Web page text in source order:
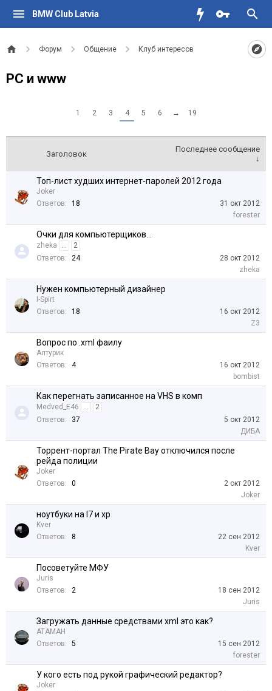
BMW Club Latvia
Форум Общение Клуб интересов
PC и www
1 2 3 4 5 6 → 19
Заголовок
Последнее сообщение
↓
Топ-лист худших интернет-паролей 2012 года
Joker
Ответов:
18
31 окт 2012
forester
Очки для компьютерщиков...
zheka ...
2
Ответов:
24
28 окт 2012
zheka
Нужен компьютерный дизайнер
I-Spirt
Ответов:
18
16 окт 2012
Z3
Вопрос по .xml фаилу
Алтурик
Ответов:
4
16 окт 2012
bombist
Как перегнать записанное на VHS в комп
Medved_E46 ...
2
Ответов:
37
5 окт 2012
ДИБА
Торрент-портал The Pirate Bay отключился после
рейда полиции
Joker
Ответов:
0
2 окт 2012
Joker
ноутбуки на I7 и xp
Kver
Ответов:
8
22 сен 2012
Kver
Посоветуйте МФУ
Juris
Ответов:
2
18 сен 2012
Juris
Загружать данные средствами xml это как?
АТАМАН
Ответов:
5
15 сен 2012
forester
У кого есть под рукой графический редактор?
Joker